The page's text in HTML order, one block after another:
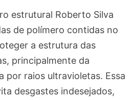
estrutural Roberto Silva
de polímero contidas no
a estrutura das
principalmente da
por raios ultravioletas. Essa
desgastes indesejados,